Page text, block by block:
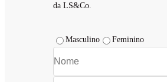
da LS&Co.
Masculino Feminino